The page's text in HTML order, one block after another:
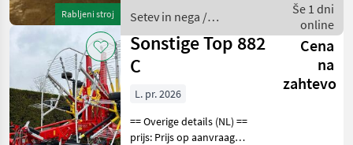
Rabljeni stroj
nega Česala
Setev in nega /
Sonstige
Še 1 dni
online
Sonstige Top 882
C
Cena
na
zahtevo
L. pr. 2026
== Overige details (NL) ==
prijs: Prijs op aanvraag